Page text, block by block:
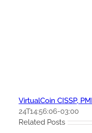
VirtualCoin CISSP,
24T14:56:06-03:00
Related Posts